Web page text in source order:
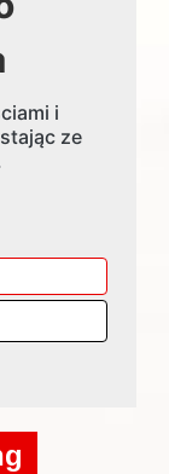
i
ze